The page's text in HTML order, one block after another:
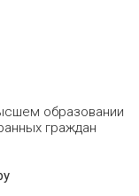
образовании
граждан